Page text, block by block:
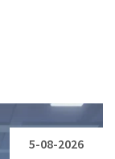
5-08-2026